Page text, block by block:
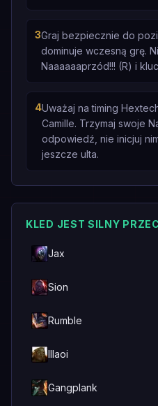
3Graj bezpiecznie do
dominuje wczesną grę.
Naaaaaaprzód!!! (R) i
4Uważaj na timing
Camille. Trzymaj swoje
odpowiedź, nie inicjuj
jeszcze ulta.
KLED JEST SILNY
Jax
Sion
Rumble
Illaoi
Gangplank